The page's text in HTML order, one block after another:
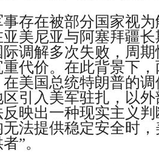
存在被部分国家视
美尼亚与阿塞拜疆
调解多次失败，周
代价。在此背景下
美国总统特朗普的
区引入美军驻扎，以
映出一种现实主义
法提供稳定安全时
”。